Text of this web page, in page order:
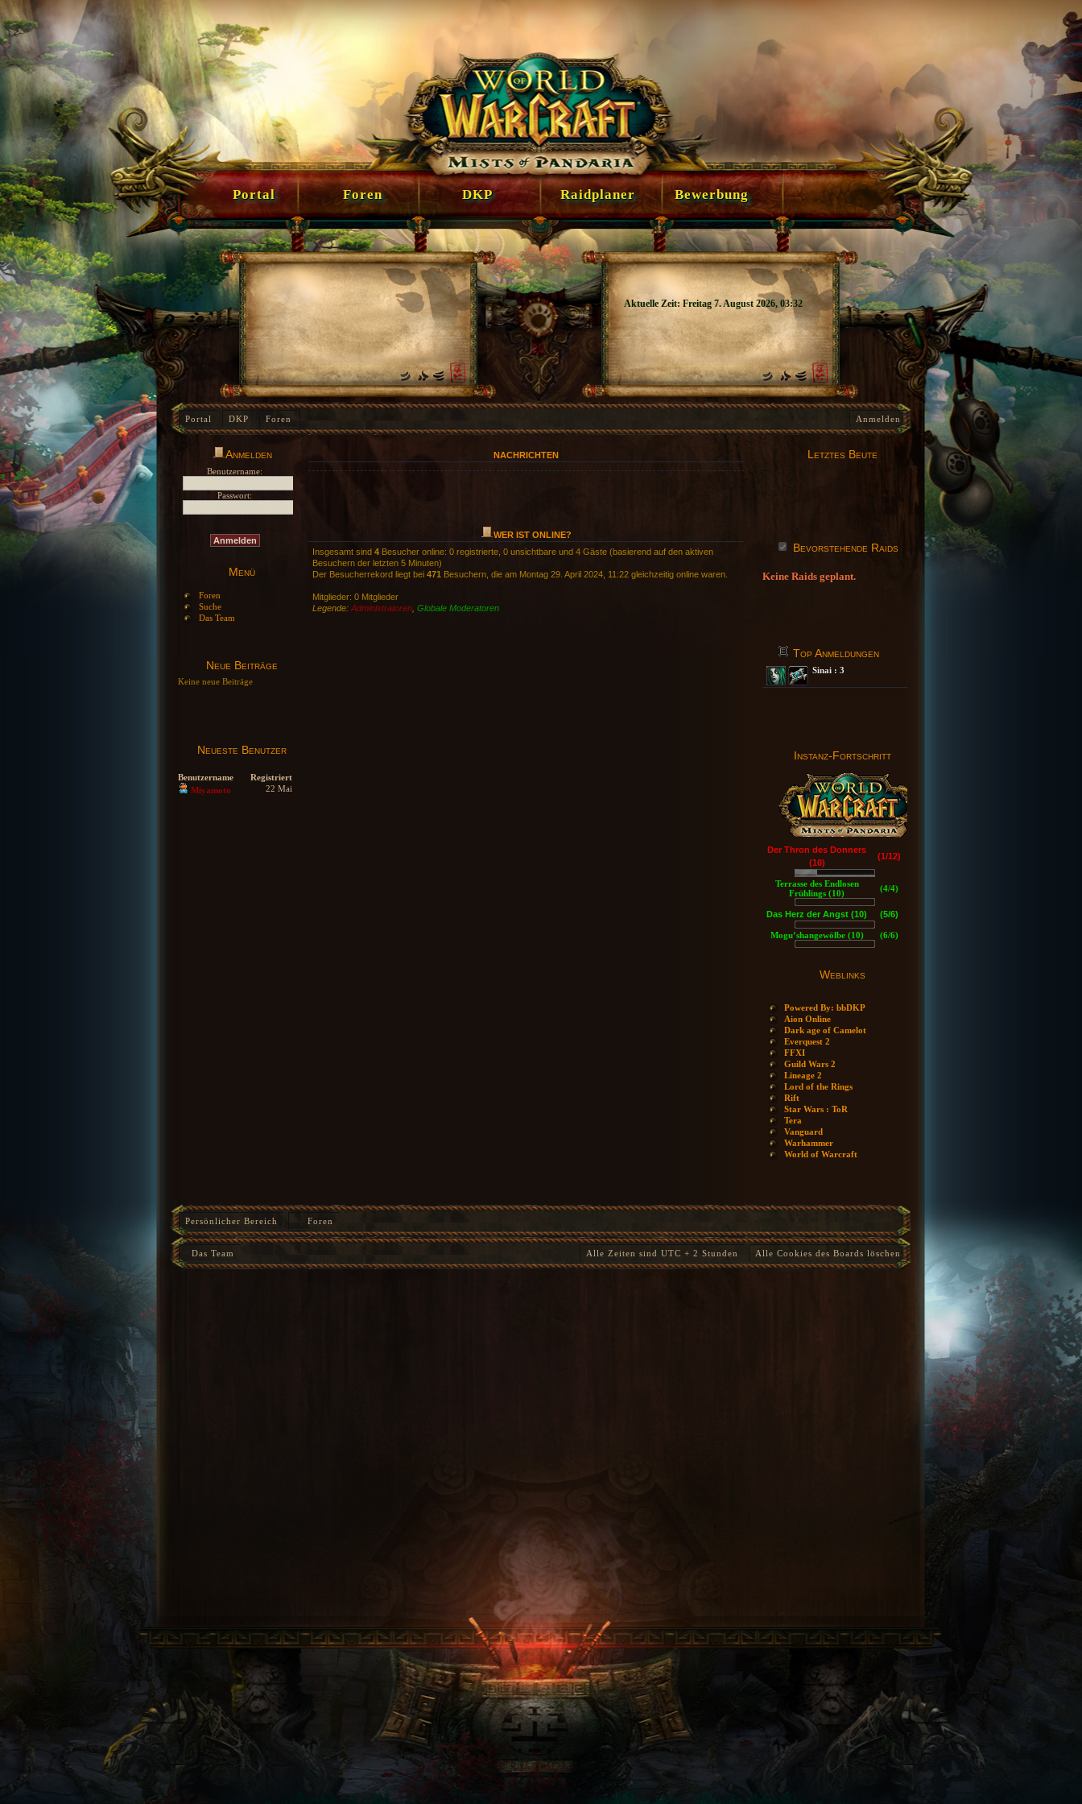
Aktuelle Zeit: Freitag 7. August 2026, 03:32
Portal Foren DKP Raidplaner Bewerbung
Portal DKP Foren Anmelden
Anmelden
Benutzername:
Passwort:
Menü
Foren
Suche
Das Team
Neue Beiträge
Keine neue Beiträge
Neueste Benutzer
Benutzername
Registriert
Miyamoto
22 Mai
NACHRICHTEN
WER IST ONLINE?
Insgesamt sind 4Besucher online: 0 registrierte, 0 unsichtbare und 4 Gäste (basierend auf den aktiven
Besuchern der letzten 5 Minuten)
Der Besucherrekord liegt bei 471 Besuchern, die am Montag 29. April 2024, 11:22 gleichzeitig online waren.
Mitglieder: 0 Mitglieder
Legende: Administratoren, Globale Moderatoren
Letztes Beute
Bevorstehende Raids
Keine Raids geplant.
Top Anmeldungen
Sinai : 3
Instanz-Fortschritt
Der Thron des Donners
(10)
(1/12)
Terrasse des Endlosen
Frühlings (10)
(4/4)
Das Herz der Angst (10) (5/6)
Mogu’shangewölbe (10) (6/6)
Weblinks
Powered By: bbDKP
Aion Online
Dark age of Camelot
Everquest 2
FFXI
Guild Wars 2
Lineage 2
Lord of the Rings
Rift
Star Wars : ToR
Tera
Vanguard
Warhammer
World of Warcraft
Persönlicher Bereich Foren
Das Team Alle Cookies des Boards löschen
Alle Zeiten sind UTC + 2 Stunden